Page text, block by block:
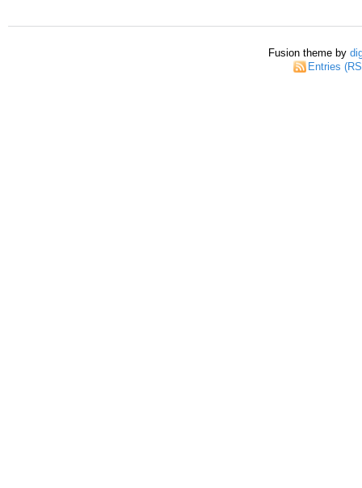
Fusion theme by
Entries